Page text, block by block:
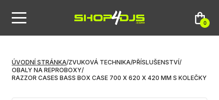
0
ÚVODNÍ STRÁNKA/ZVUKOVÁ TECHNIKA/PŘÍSLUŠENSTVÍ/
OBALY NA REPROBOXY/
RAZZOR CASES BASS BOX CASE 700 X 620 X 420 MM S KOLEČKY